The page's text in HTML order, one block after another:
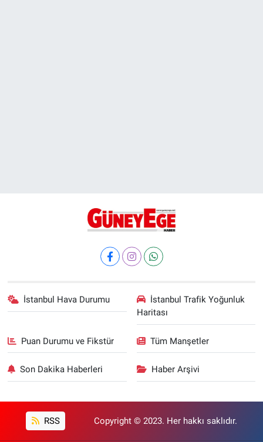
İstanbul Hava Durumu
İstanbul Trafik Yoğunluk
Haritası
Puan Durumu ve Fikstür Tüm Manşetler
Son Dakika Haberleri Haber Arşivi
RSS Copyright © 2023. Her hakkı saklıdır.